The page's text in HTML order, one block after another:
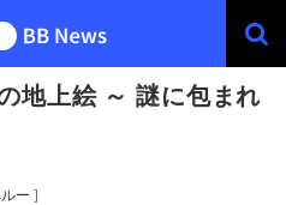
地上絵 ～ 謎に包まれ
ー ]